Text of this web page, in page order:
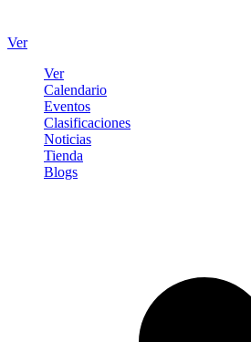
Ver
Ver
Calendario
Eventos
Clasificaciones
Noticias
Tienda
Blogs